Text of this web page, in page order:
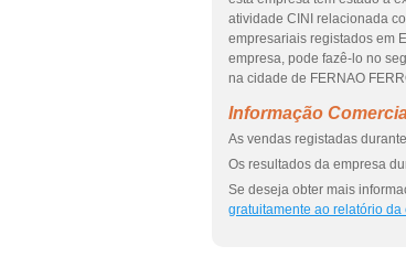
atividade CINI relacionada
empresariais registados em
empresa, pode fazê-lo no
na cidade de FERNAO
Informação
As vendas registadas
Os resultados da empresa
Se deseja obter mais
gratuitamente ao relatório da